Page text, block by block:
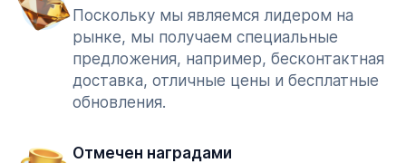
Поскольку мы являемся лидером на
рынке, мы получаем специальные
предложения, например, бесконтактная
доставка, отличные цены и бесплатные
обновления.
Отмечен наградами